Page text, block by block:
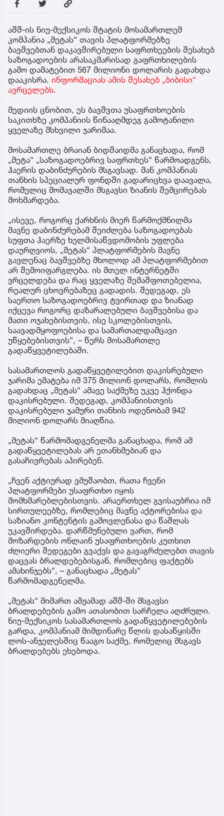
აშშ-ის ნიუ-მექსიკოს შტატის მოსამართლემ
კომპანია „მეტას“ თავის პლატფორმებზე
ბავშვებთან დაკავშირებული საფრთხეების შესახებ
საზოგადოების არასაკმარისად გაფრთხილების
გამო დამატებით 567 მილიონი დოლარის გადახდა
დააკისრა. ინფორმაციას ამის შესახებ „ბიბისი“
ავრცელებს.
მედიის ცნობით, ეს ბავშვთა უსაფრთხოების
საკითხზე კომპანიის წინააღმდეგ გამოტანილი
ყველაზე მსხვილი ჯარიმაა.
მოსამართლე ბრაიან ბიდშაიდმა განაცხადა, რომ
„მეტა“ „საზოგადოებრივ საფრთხეს“ წარმოადგენს,
ჰაერის დაბინძურების მსგავსად. მან კომპანიას
თანხის სპეციალურ ფონდში გადარიცხვა დაავალა,
რომელიც მომავალში მსგავსი ზიანის შემცირებას
მოხმარდება.
„ისევე, როგორც ქარხნის მიერ წარმოქმნილმა
მავნე დაბინძურებამ შეიძლება საზოგადოებას
სუფთა ჰაერზე ხელმისაწვდომობის უფლება
დაურღვიოს, „მეტას“ პლატფორმების მავნე
გავლენაც ბავშვებზე მხოლოდ ამ პლატფორმებით
არ შემოიფარგლება. ის მთელ ინტერნეტში
ვრცელდება და რაც ყველაზე შემაშფოთებელია,
რეალურ ცხოვრებაზეც გადადის. შედეგად, ეს
საერთო საზოგადოებრივ ტვირთად და ზიანად
იქცევა როგორც დაზარალებული ბავშვებისა და
მათი ოჯახებისთვის, ისე სკოლებისთვის,
საავადმყოფოებისა და სამართალდამცავი
უწყებებისთვის“, – წერს მოსამართლე
გადაწყვეტილებაში.
სასამართლოს გადაწყვეტილებით დაკისრებული
ჯარიმა ემატება იმ 375 მილიონ დოლარს, რომლის
გადახდაც „მეტას“ ამავე საქმეზე უკვე ჰქონდა
დაკისრებული. შედეგად, კომპანიისთვის
დაკისრებული ჯამური თანხის ოდენობამ 942
მილიონ დოლარს მიაღწია.
„მეტას“ წარმომადგენელმა განაცხადა, რომ ამ
გადაწყვეტილებას არ ეთანხმებიან და
გასაჩივრებას აპირებენ.
„ჩვენ აქტიურად ვმუშაობთ, რათა ჩვენი
პლატფორმები უსაფრთხო იყოს
მომხმარებლებისთვის. არაერთხელ გვისაუბრია იმ
სირთულეებზე, რომლებიც მავნე აქტორებისა და
საზიანო კონტენტის გამოვლენასა და წაშლას
უკავშირდება. დარწმუნებული ვართ, რომ
მოზარდების ონლაინ უსაფრთხოების კუთხით
ძლიერი შედეგები გვაქვს და გავაგრძელებთ თავის
დაცვას ბრალდებებისგან, რომლებიც ფაქტებს
ამახინჯებს“, – განაცხადა „მეტას“
წარმომადგენელმა.
„მეტას“ მიმართ ამჟამად აშშ-ში მსგავსი
ბრალდებების გამო ათასობით სარჩელა აღძრული.
ნიუ-მექსიკოს სასამართლოს გადაწყვეტილებების
გარდა, კომპანიამ მიმდინარე წლის დასაწყისში
ლოს-ანჯელესშიც წააგო საქმე, რომელიც მსგავს
ბრალდებებს ეხებოდა.